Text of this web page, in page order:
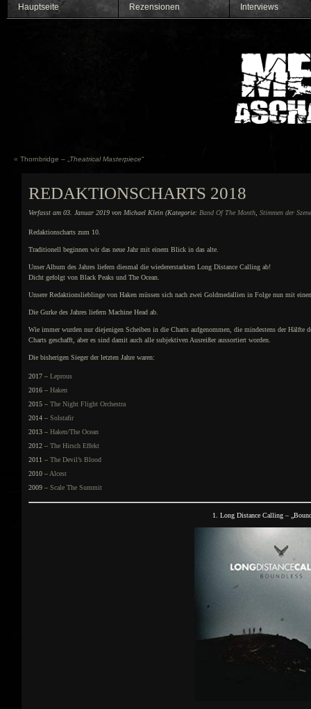
Hauptseite Rezensionen Interviews
« Thornbridge – „ Theatrical Masterpiece“
REDAKTIONSCHARTS 2018
Verfasst am 03. Januar 2019 von Michael Klein (Kategorie: Band Of The Month Stimmen der Szene
Redaktionscharts zum 10.
Traditionell beginnen wir das neue Jahr mit einem Blick in das alte.
Unser Album des Jahres liefern diesmal die wiedererstarkten Long Distance Calling ab!
Dicht gefolgt von Black Peaks und The Ocean.
Unsere Redaktionslieblinge von Haken müssen sich nach zwei Goldmedallien in Folge nun mit
Die Gurke des Jahres liefern Machine Head ab.
Wie immer wurden nur diejenigen Scheiben in die Charts aufgenommen, die mindestens der Hälfte
Charts geschafft, aber es sind damit auch alle subjektiven Ausreißer aussortiert worden.
Die bisherigen Sieger der letzten Jahre waren:
2017 – Leprous
2016 – Haken
2015 – The Night Flight Orchestra
2014 – Solstafir
2013 – Haken/The Ocean
2012 – The Hirsch Effekt
2011 – The Devil’s Blood
2010 – Alcest
2009 – Scale The Summit
1. Long Distance Calling –